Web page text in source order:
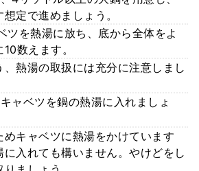
定で進めましょう。
ツを熱湯に放ち、底から全体をよ
数えます。
熱湯の取扱には充分に注意しまし
ャベツを鍋の熱湯に入れましょ
キャベツに熱湯をかけています
入れても構いません。やけどをし